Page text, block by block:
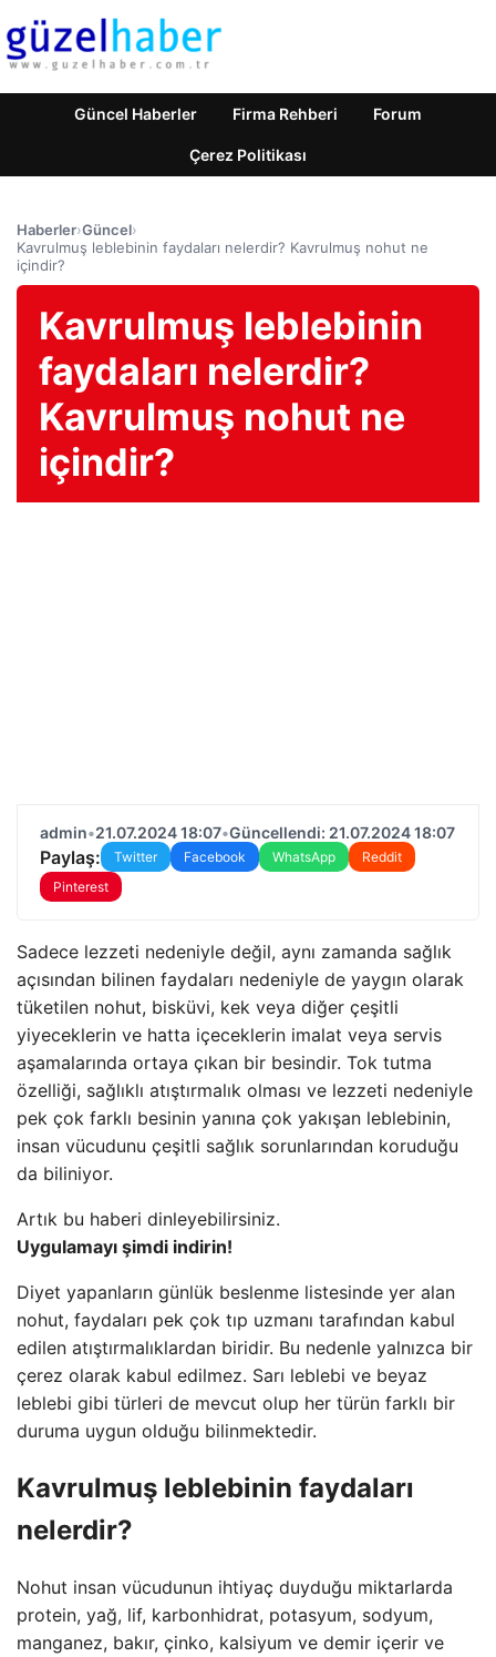
Güncel Haberler Firma Rehberi Forum
Çerez Politikası
Haberler›Güncel›
Kavrulmuş leblebinin faydaları nelerdir? Kavrulmuş nohut ne
içindir?
Kavrulmuş leblebinin
faydaları nelerdir?
Kavrulmuş nohut ne
içindir?
admin•21.07.2024 18:07•Güncellendi: 21.07.2024 18:07
Paylaş: Twitter Facebook WhatsApp
Reddit
Pinterest
Sadece lezzeti nedeniyle değil, aynı zamanda sağlık
açısından bilinen faydaları nedeniyle de yaygın olarak
tüketilen nohut, bisküvi, kek veya diğer çeşitli
yiyeceklerin ve hatta içeceklerin imalat veya servis
aşamalarında ortaya çıkan bir besindir. Tok tutma
özelliği, sağlıklı atıştırmalık olması ve lezzeti nedeniyle
pek çok farklı besinin yanına çok yakışan leblebinin,
insan vücudunu çeşitli sağlık sorunlarından koruduğu
da biliniyor.
Artık bu haberi dinleyebilirsiniz.
Uygulamayı şimdi indirin!
Diyet yapanların günlük beslenme listesinde yer alan
nohut, faydaları pek çok tıp uzmanı tarafından kabul
edilen atıştırmalıklardan biridir. Bu nedenle yalnızca bir
çerez olarak kabul edilmez. Sarı leblebi ve beyaz
leblebi gibi türleri de mevcut olup her türün farklı bir
duruma uygun olduğu bilinmektedir.
Kavrulmuş leblebinin faydaları
nelerdir?
Nohut insan vücudunun ihtiyaç duyduğu miktarlarda
protein, yağ, lif, karbonhidrat, potasyum, sodyum,
manganez, bakır, çinko, kalsiyum ve demir içerir ve